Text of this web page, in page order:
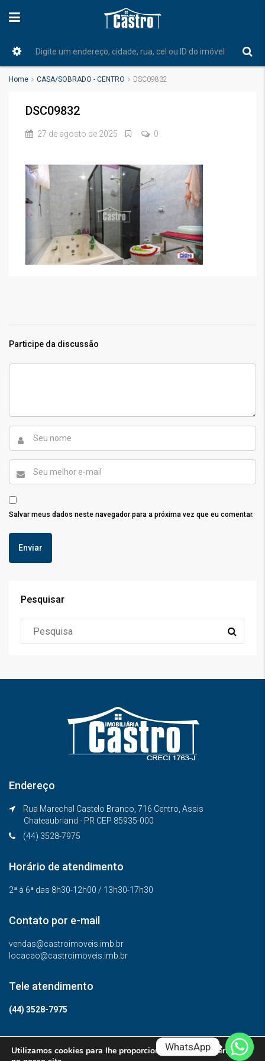
Home CASA/SOBRADO - CENTRO DSC09832
DSC09832
27 de agosto de 2025 0
Participe da discussão
Salvar meus dados neste navegador para a próxima vez que eu comentar.
Pesquisar
Endereço
Rua Marechal Castelo Branco, 716 Centro, Assis
Chateaubriand - PR CEP 85935-000
(44) 3528-7975
Horário de atendimento
2ª à 6ª das 8h30-12h00 / 13h30-17h30
Contato por e-mail
vendas@castroimoveis.imb.br
locacao@castroimoveis.imb.br
Tele atendimento
(44) 3528-7975
© Todos os direitos reservados.
Utilizamos cookies para lhe proporcionar a melhor experiência
WhatsApp